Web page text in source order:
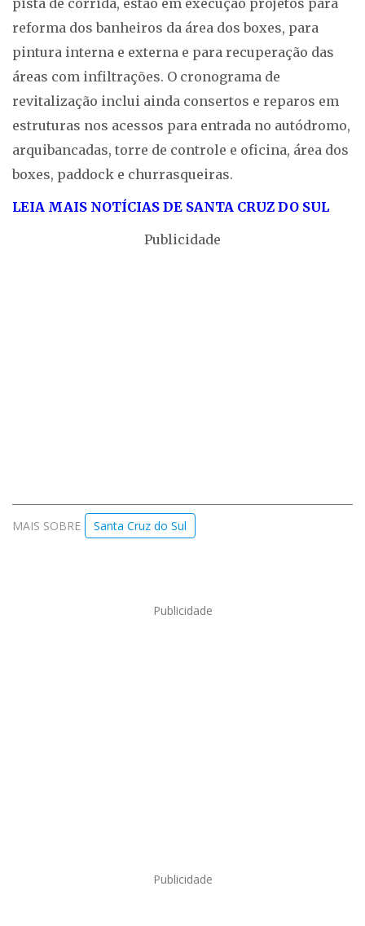
pista de corrida, estão em execução projetos para
reforma dos banheiros da área dos boxes, para
pintura interna e externa e para recuperação das
áreas com infiltrações. O cronograma de
revitalização inclui ainda consertos e reparos em
estruturas nos acessos para entrada no autódromo,
arquibancadas, torre de controle e oficina, área dos
boxes, paddock e churrasqueiras.
LEIA MAIS NOTÍCIAS DE SANTA CRUZ DO SUL
Publicidade
MAIS SOBRE Santa Cruz do Sul
Publicidade
Publicidade